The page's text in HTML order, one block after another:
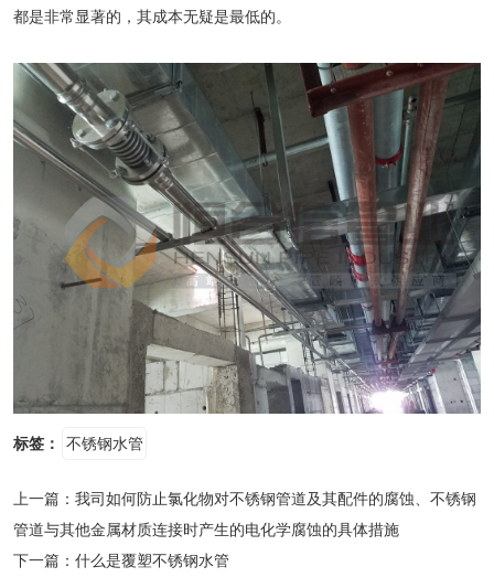
都是非常显著的，其成本无疑是最低的。
标签： 不锈钢水管
上一篇： 我司如何防止氯化物对不锈钢管道及其配件的腐蚀、不锈钢
管道与其他金属材质连接时产生的电化学腐蚀的具体措施
下一篇： 什么是覆塑不锈钢水管